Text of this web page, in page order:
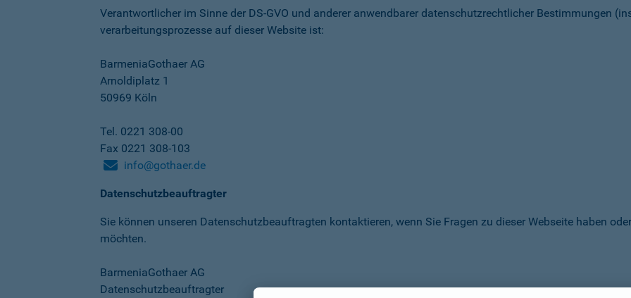
Verantwortlicher im Sinne der DS-GVO und anderer anwendbarer datenschutz­rechtlicher Bestimmungen
verarbeitungs­prozesse auf dieser Website ist:
BarmeniaGothaer AG
Arnoldiplatz 1
50969 Köln
Tel. 0221 308-00
Fax 0221 308-103
info@gothaer.de
Datenschutzbeauftragter
Sie können unseren Datenschutz­beauftragten kontaktieren, wenn Sie Fragen zu dieser Webseite haben
möchten.
BarmeniaGothaer AG
Datenschutzbeauftragter